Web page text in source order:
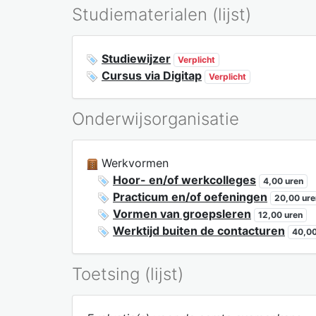
Studiematerialen (lijst)
Studiewijzer Verplicht
Cursus via Digitap Verplicht
Onderwijsorganisatie
Werkvormen
Hoor- en/of werkcolleges
4,00 uren
Practicum en/of oefeningen 20,00
Vormen van groepsleren 12,00 uren
Werktijd buiten de contacturen
Toetsing (lijst)